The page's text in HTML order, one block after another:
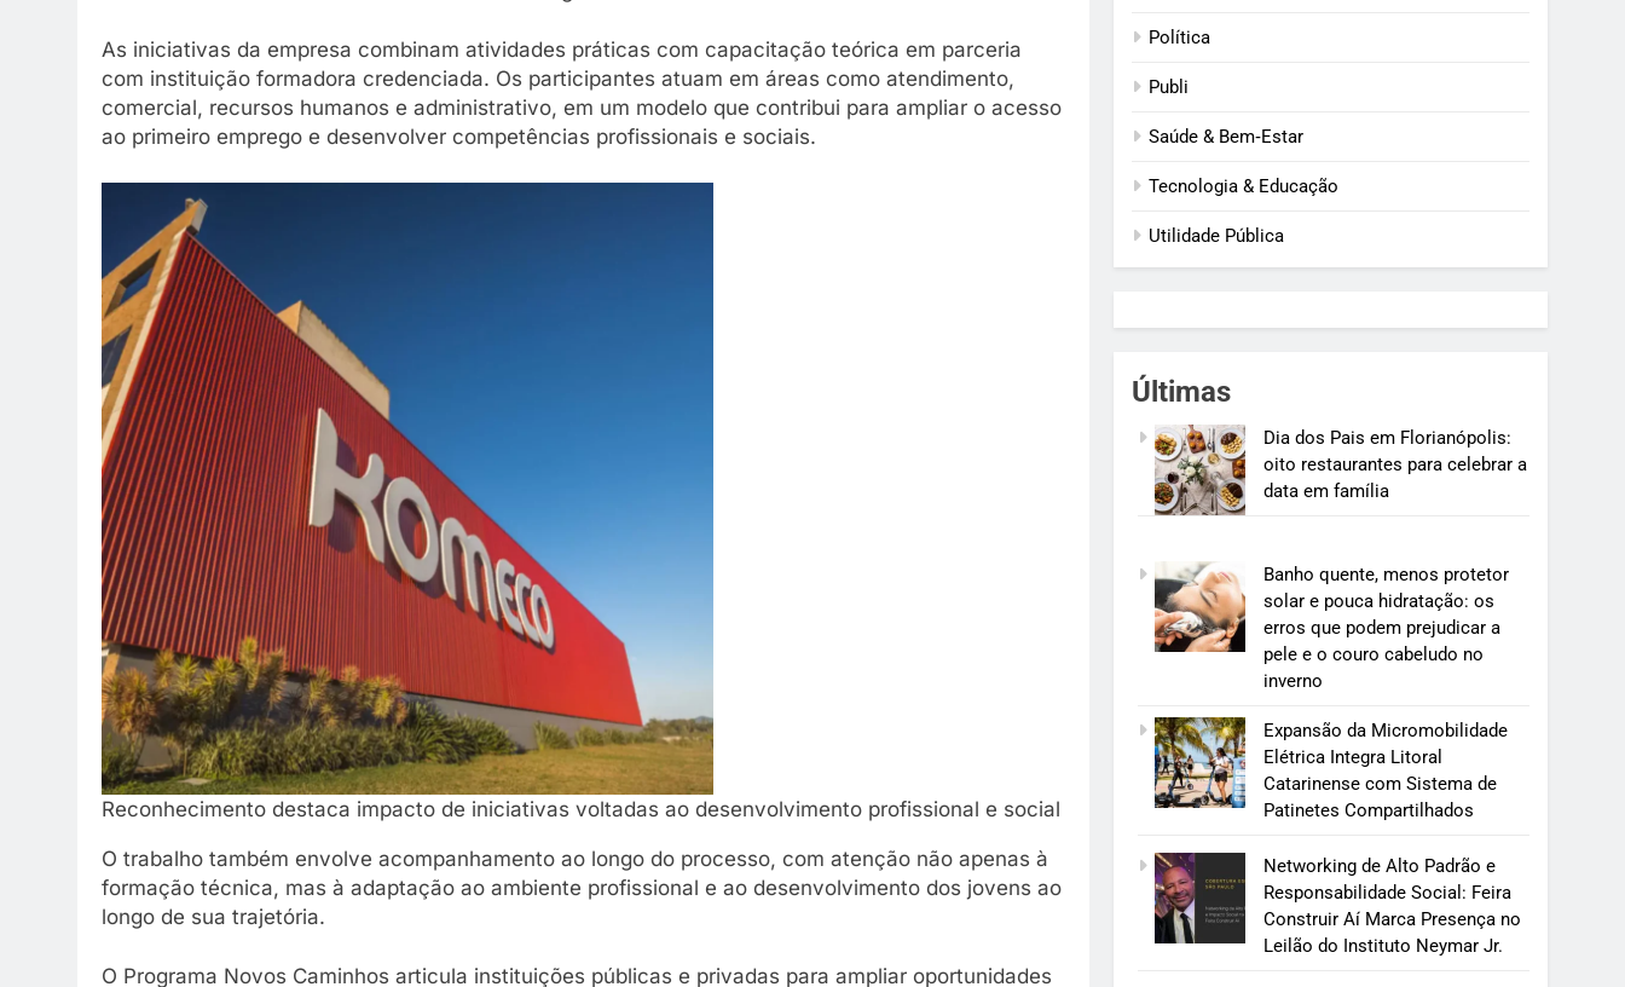
As iniciativas da empresa combinam atividades práticas com capacitação teórica em parceria
com instituição formadora credenciada. Os participantes atuam em áreas como atendimento,
comercial, recursos humanos e administrativo, em um modelo que contribui para ampliar o acesso
ao primeiro emprego e desenvolver competências profissionais e sociais.
Reconhecimento destaca impacto de iniciativas voltadas ao desenvolvimento profissional e social
O trabalho também envolve acompanhamento ao longo do processo, com atenção não apenas à
formação técnica, mas à adaptação ao ambiente profissional e ao desenvolvimento dos jovens ao
longo de sua trajetória.
O Programa Novos Caminhos articula instituições públicas e privadas para ampliar oportunidades
Política
Publi
Saúde & Bem‑Estar
Tecnologia & Educação
Utilidade Pública
Últimas
Dia dos Pais em Florianópolis:
oito restaurantes para celebrar a
data em família
Banho quente, menos protetor
solar e pouca hidratação: os
erros que podem prejudicar a
pele e o couro cabeludo no
inverno
Expansão da Micromobilidade
Elétrica Integra Litoral
Catarinense com Sistema de
Patinetes Compartilhados
Networking de Alto Padrão e
Responsabilidade Social: Feira
Construir Aí Marca Presença no
Leilão do Instituto Neymar Jr.